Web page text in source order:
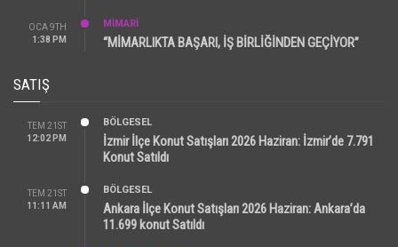
OCA 9TH
1:38 PM
MİMARİ
“MİMARLIKTA BAŞARI, İŞ BİRLİĞİNDEN GEÇİYOR”
SATIŞ
TEM 21ST
12:02 PM
BÖLGESEL
İzmir İlçe Konut Satışları 2026 Haziran: İzmir’de 7.791
Konut Satıldı
TEM 21ST
11:11 AM
BÖLGESEL
Ankara İlçe Konut Satışları 2026 Haziran: Ankara’da
11.699 konut Satıldı